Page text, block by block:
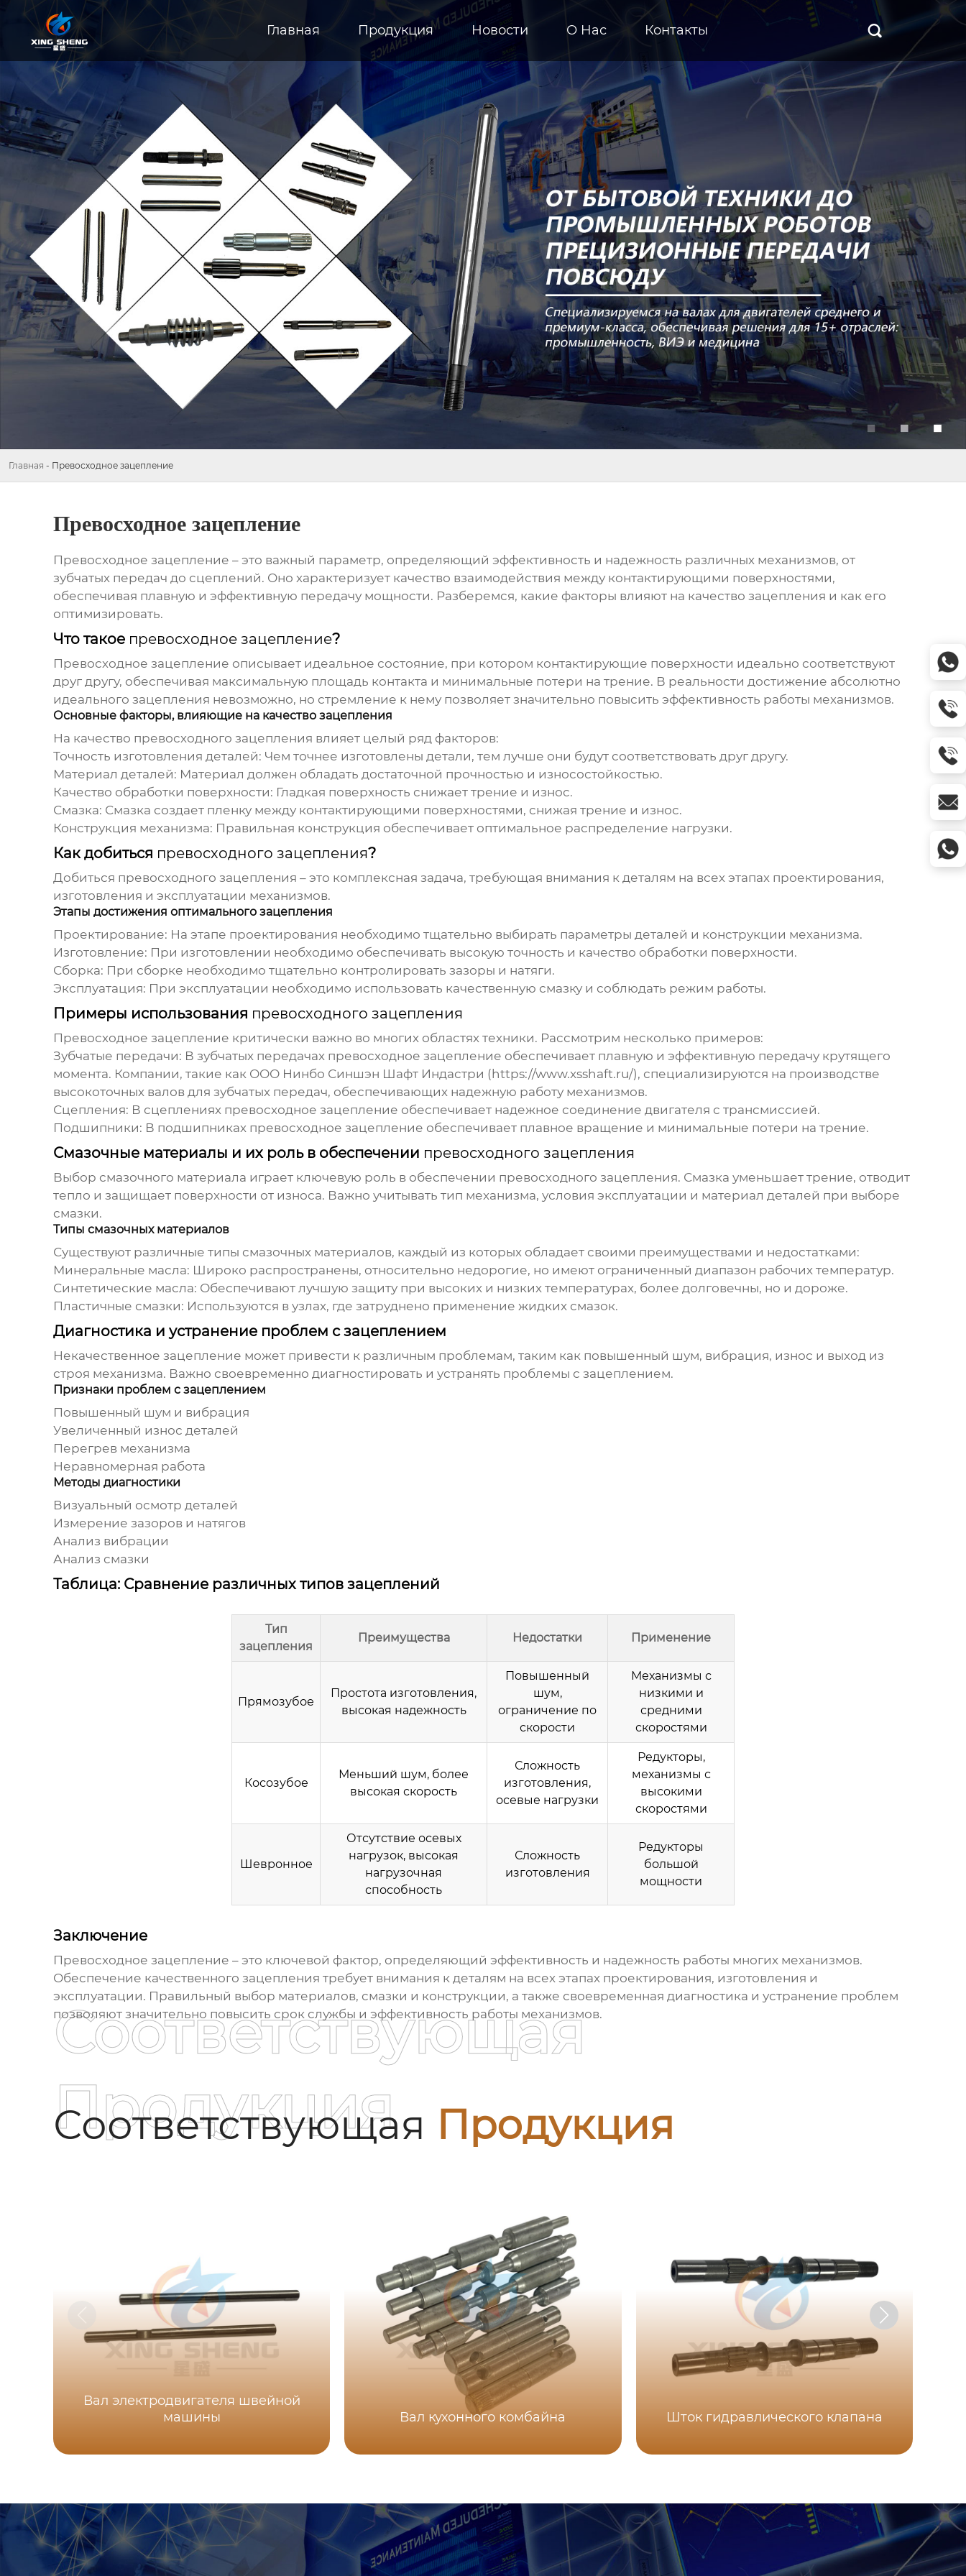
Главная Продукция Новости О Hас Контакты 
Главная - Превосходное зацепление
Превосходное зацепление
Превосходное зацепление – это важный параметр, определяющий эффективность и надежность различных механизмов, от
зубчатых передач до сцеплений. Оно характеризует качество взаимодействия между контактирующими поверхностями,
обеспечивая плавную и эффективную передачу мощности. Разберемся, какие факторы влияют на качество зацепления и как его
оптимизировать.
Что такое превосходное зацепление?
Превосходное зацепление описывает идеальное состояние, при котором контактирующие поверхности идеально соответствуют
друг другу, обеспечивая максимальную площадь контакта и минимальные потери на трение. В реальности достижение абсолютно
идеального зацепления невозможно, но стремление к нему позволяет значительно повысить эффективность работы механизмов.
Основные факторы, влияющие на качество зацепления
На качество превосходного зацепления влияет целый ряд факторов:
Точность изготовления деталей: Чем точнее изготовлены детали, тем лучше они будут соответствовать друг другу.
Материал деталей: Материал должен обладать достаточной прочностью и износостойкостью.
Качество обработки поверхности: Гладкая поверхность снижает трение и износ.
Смазка: Смазка создает пленку между контактирующими поверхностями, снижая трение и износ.
Конструкция механизма: Правильная конструкция обеспечивает оптимальное распределение нагрузки.
Как добиться превосходного зацепления?
Добиться превосходного зацепления – это комплексная задача, требующая внимания к деталям на всех этапах проектирования,
изготовления и эксплуатации механизмов.
Этапы достижения оптимального зацепления
Проектирование: На этапе проектирования необходимо тщательно выбирать параметры деталей и конструкции механизма.
Изготовление: При изготовлении необходимо обеспечивать высокую точность и качество обработки поверхности.
Сборка: При сборке необходимо тщательно контролировать зазоры и натяги.
Эксплуатация: При эксплуатации необходимо использовать качественную смазку и соблюдать режим работы.
Примеры использования превосходного зацепления
Превосходное зацепление критически важно во многих областях техники. Рассмотрим несколько примеров:
Зубчатые передачи: В зубчатых передачах превосходное зацепление обеспечивает плавную и эффективную передачу крутящего
момента. Компании, такие как ООО Нинбо Синшэн Шафт Индастри ( https://www.xsshaft.ru/), специализируются на производстве
высокоточных валов для зубчатых передач, обеспечивающих надежную работу механизмов.
Сцепления: В сцеплениях превосходное зацепление обеспечивает надежное соединение двигателя с трансмиссией.
Подшипники: В подшипниках превосходное зацепление обеспечивает плавное вращение и минимальные потери на трение.
Смазочные материалы и их роль в обеспечении превосходного зацепления
Выбор смазочного материала играет ключевую роль в обеспечении превосходного зацепления. Смазка уменьшает трение, отводит
тепло и защищает поверхности от износа. Важно учитывать тип механизма, условия эксплуатации и материал деталей при выборе
смазки.
Типы смазочных материалов
Существуют различные типы смазочных материалов, каждый из которых обладает своими преимуществами и недостатками:
Минеральные масла: Широко распространены, относительно недорогие, но имеют ограниченный диапазон рабочих температур.
Синтетические масла: Обеспечивают лучшую защиту при высоких и низких температурах, более долговечны, но и дороже.
Пластичные смазки: Используются в узлах, где затруднено применение жидких смазок.
Диагностика и устранение проблем с зацеплением
Некачественное зацепление может привести к различным проблемам, таким как повышенный шум, вибрация, износ и выход из
строя механизма. Важно своевременно диагностировать и устранять проблемы с зацеплением.
Признаки проблем с зацеплением
Повышенный шум и вибрация
Увеличенный износ деталей
Перегрев механизма
Неравномерная работа
Методы диагностики
Визуальный осмотр деталей
Измерение зазоров и натягов
Анализ вибрации
Анализ смазки
Таблица: Сравнение различных типов зацеплений
Тип
зацепления
Преимущества Недостатки Применение
Прямозубое
Простота изготовления,
высокая надежность
Повышенный
шум,
ограничение по
скорости
Механизмы с
низкими и
средними
скоростями
Косозубое
Меньший шум, более
высокая скорость
Сложность
изготовления,
осевые нагрузки
Редукторы,
механизмы с
высокими
скоростями
Шевронное
Отсутствие осевых
нагрузок, высокая
нагрузочная
способность
Сложность
изготовления
Редукторы
большой
мощности
Заключение
Превосходное зацепление – это ключевой фактор, определяющий эффективность и надежность работы многих механизмов.
Обеспечение качественного зацепления требует внимания к деталям на всех этапах проектирования, изготовления и
эксплуатации. Правильный выбор материалов, смазки и конструкции, а также своевременная диагностика и устранение проблем
позволяют значительно повысить срок службы и эффективность работы механизмов.
Соответствующая Продукция
Соответствующая
Продукция
Вал электродвигателя швейной
машины
Вал кухонного комбайна Шток гидравлического клапана